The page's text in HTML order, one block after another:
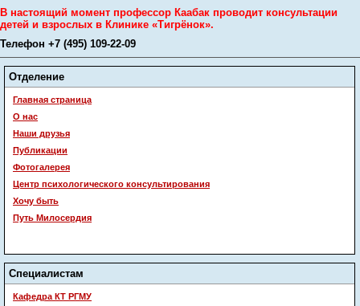
В настоящий момент профессор Каабак проводит консультации
детей и взрослых в Клинике «Тигрёнок».
Телефон +7 (495) 109-22-09
Отделение
Главная страница
О нас
Наши друзья
Публикации
Фотогалерея
Центр психологического консультирования
Хочу быть
Путь Милосердия
Специалистам
Кафедра КТ РГМУ